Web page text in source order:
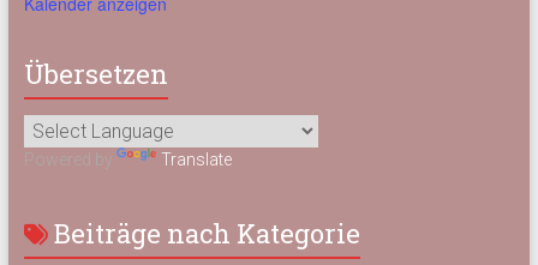
Übersetzen
Powered by Translate
Beiträge nach Kategorie